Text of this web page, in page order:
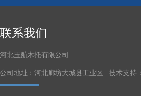
联系我们
河北玉航木托有限公司
公司地址：河北廊坊大城县工业区 技术支持：